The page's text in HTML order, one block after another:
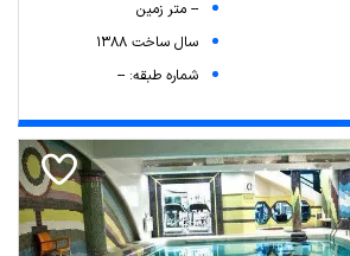
-- متر زمین
سال ساخت 1388
شماره طبقه: --